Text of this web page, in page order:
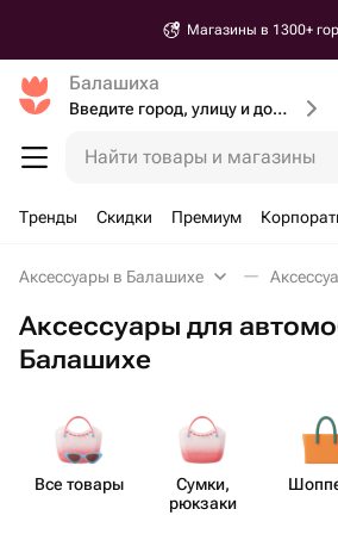
Магазины в 1300+
Балашиха
Введите город, улицу и дом доставки
Найти товары и магазины
Тренды Скидки Премиум
Аксессуары в Балашихе
Аксессуары для
Балашихе
Все товары
Сумки,
рюкзаки